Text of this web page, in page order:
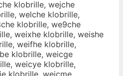
klobrille, wejche
welche klobrille,
klobrille, we9che
weixhe klobrille, weishe
weifhe klobrille,
klobrille, weicge
weicye klobrille,
klobrille, weicme